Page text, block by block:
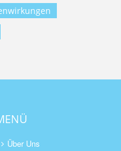
Über Uns